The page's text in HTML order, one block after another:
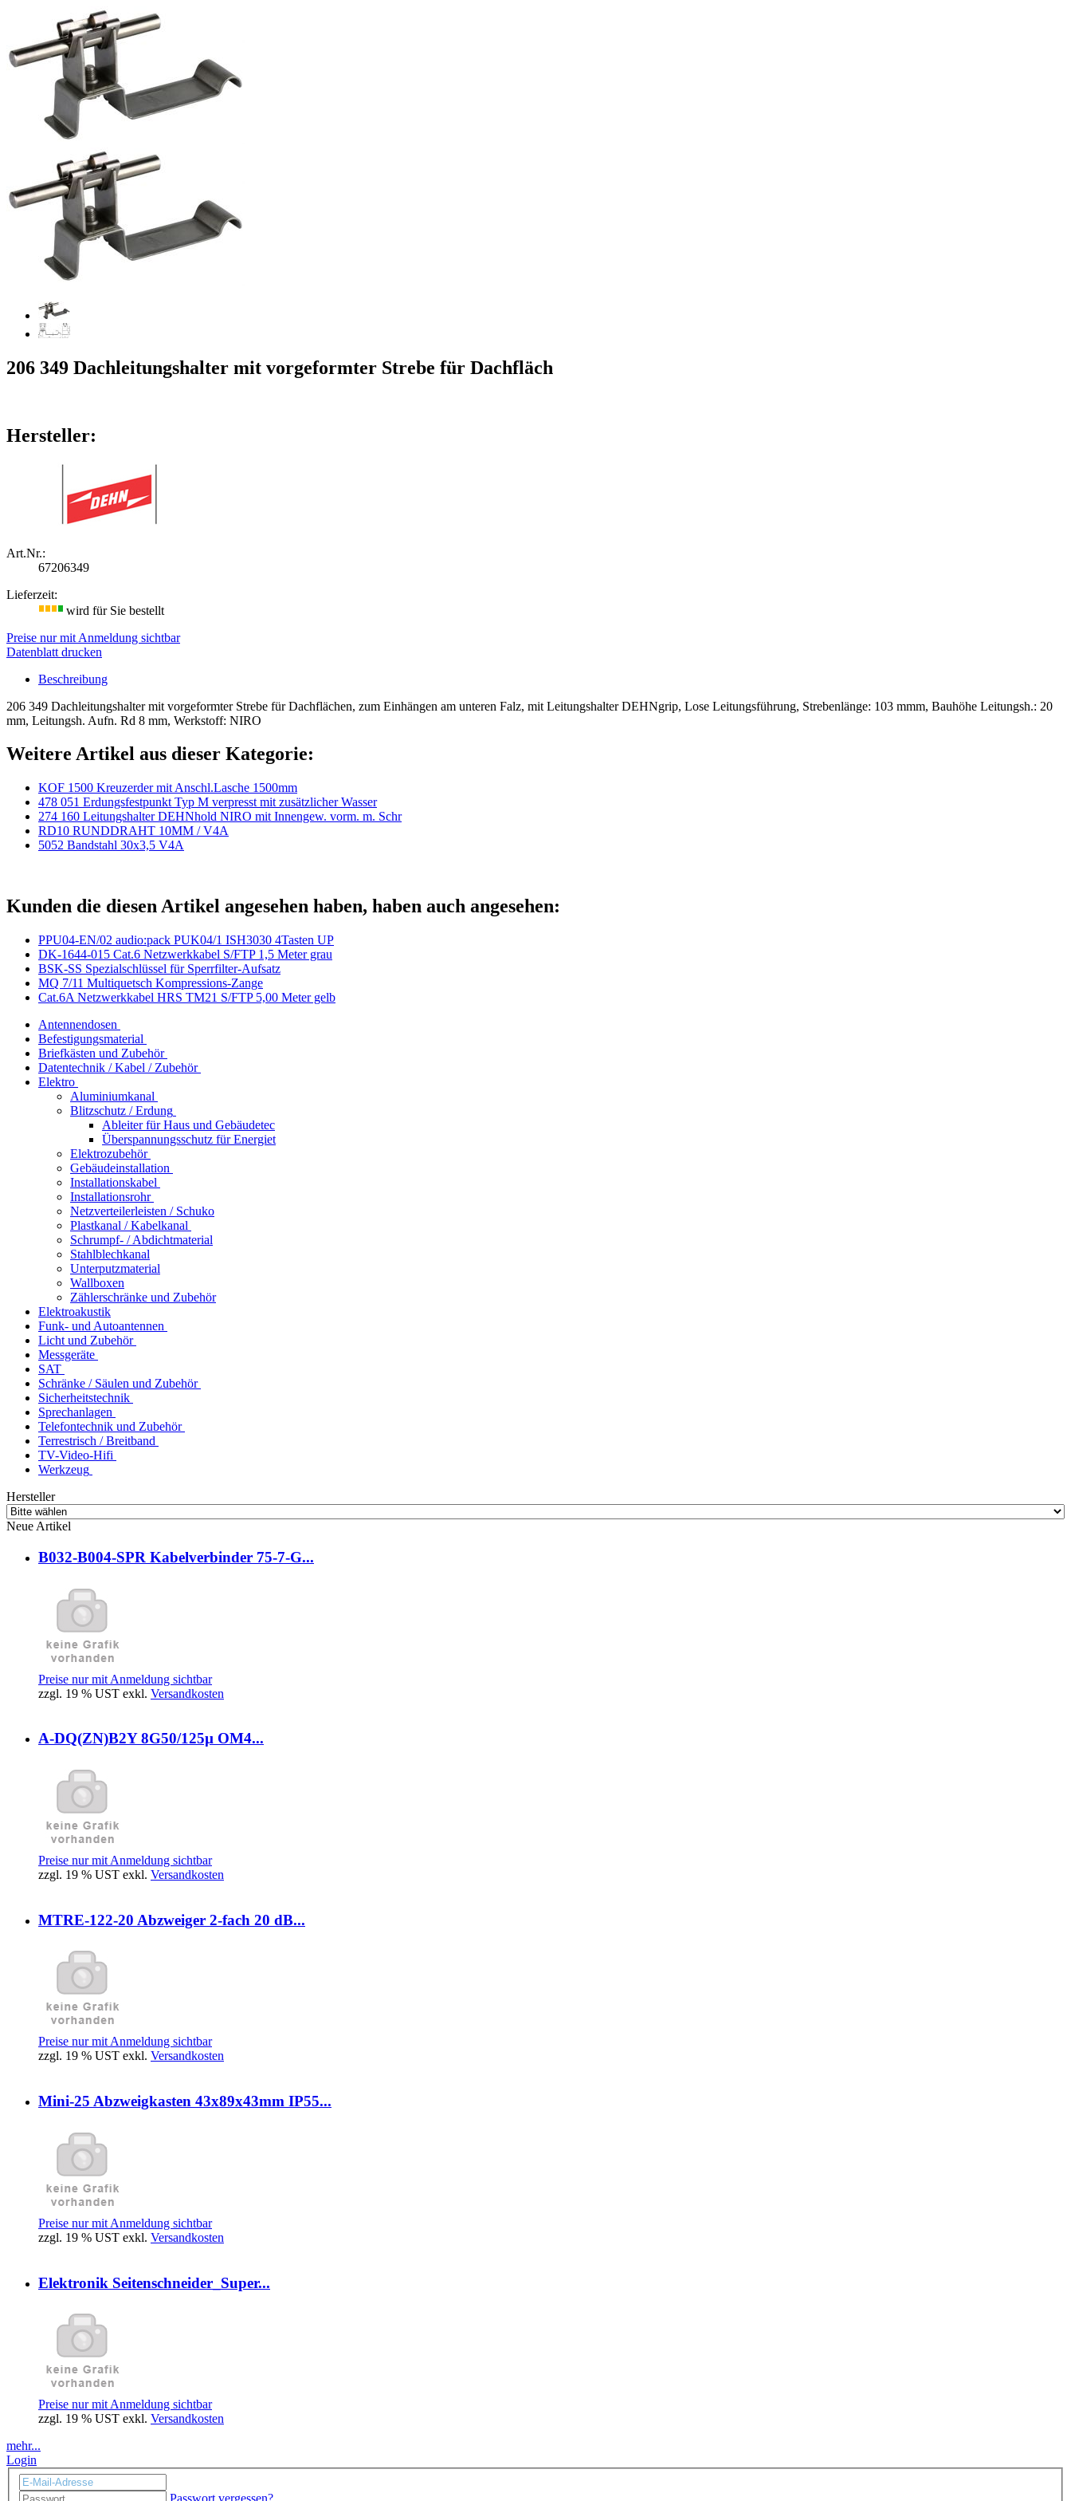
206 349 Dachleitungshalter mit vorgeformter Strebe für Dachfläch
Hersteller:
Art.Nr.:
67206349
Lieferzeit:
wird für Sie bestellt
Preise nur mit Anmeldung sichtbar
Datenblatt drucken
Beschreibung
206 349 Dachleitungshalter mit vorgeformter Strebe für Dachflächen, zum Einhängen am unteren Falz, mit Leitungshalter DEHNgrip, Lose Leitungsführung, Strebenlänge: 103 mmm, Bauhöhe Leitungsh.: 20
mm, Leitungsh. Aufn. Rd 8 mm, Werkstoff: NIRO
Weitere Artikel aus dieser Kategorie:
KOF 1500 Kreuzerder mit Anschl.Lasche 1500mm
478 051 Erdungsfestpunkt Typ M verpresst mit zusätzlicher Wasser
274 160 Leitungshalter DEHNhold NIRO mit Innengew. vorm. m. Schr
RD10 RUNDDRAHT 10MM / V4A
5052 Bandstahl 30x3,5 V4A
Kunden die diesen Artikel angesehen haben, haben auch angesehen:
PPU04-EN/02 audio:pack PUK04/1 ISH3030 4Tasten UP
DK-1644-015 Cat.6 Netzwerkkabel S/FTP 1,5 Meter grau
BSK-SS Spezialschlüssel für Sperrfilter-Aufsatz
MQ 7/11 Multiquetsch Kompressions-Zange
Cat.6A Netzwerkkabel HRS TM21 S/FTP 5,00 Meter gelb
Antennendosen
Befestigungsmaterial
Briefkästen und Zubehör
Datentechnik / Kabel / Zubehör
Elektro
Aluminiumkanal
Blitzschutz / Erdung
Ableiter für Haus und Gebäudetec
Überspannungsschutz für Energiet
Elektrozubehör
Gebäudeinstallation
Installationskabel
Installationsrohr
Netzverteilerleisten / Schuko
Plastkanal / Kabelkanal
Schrumpf- / Abdichtmaterial
Stahlblechkanal
Unterputzmaterial
Wallboxen
Zählerschränke und Zubehör
Elektroakustik
Funk- und Autoantennen
Licht und Zubehör
Messgeräte
SAT
Schränke / Säulen und Zubehör
Sicherheitstechnik
Sprechanlagen
Telefontechnik und Zubehör
Terrestrisch / Breitband
TV-Video-Hifi
Werkzeug
Hersteller
Neue Artikel
B032-B004-SPR Kabelverbinder 75-7-G...
Preise nur mit Anmeldung sichtbar
zzgl. 19 % UST exkl. Versandkosten
A-DQ(ZN)B2Y 8G50/125µ OM4...
Preise nur mit Anmeldung sichtbar
zzgl. 19 % UST exkl. Versandkosten
MTRE-122-20 Abzweiger 2-fach 20 dB...
Preise nur mit Anmeldung sichtbar
zzgl. 19 % UST exkl. Versandkosten
Mini-25 Abzweigkasten 43x89x43mm IP55...
Preise nur mit Anmeldung sichtbar
zzgl. 19 % UST exkl. Versandkosten
Elektronik Seitenschneider_Super...
Preise nur mit Anmeldung sichtbar
zzgl. 19 % UST exkl. Versandkosten
mehr...
Login
Passwort vergessen?